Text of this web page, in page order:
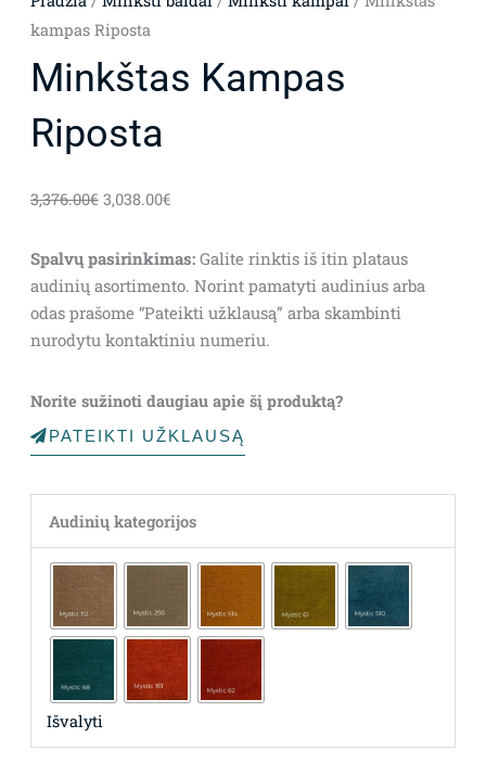
kampas Riposta
Minkštas Kampas
Riposta
3,376.00€ 3,038.00€
Spalvų pasirinkimas:Galite rinktis iš itin plataus
audinių asortimento. Norint pamatyti audinius arba
odas prašome “Pateikti užklausą” arba skambinti
nurodytu kontaktiniu numeriu.
Norite sužinoti daugiau apie šį produktą?
PATEIKTI UŽKLAUSĄ
Audinių kategorijos
Išvalyti